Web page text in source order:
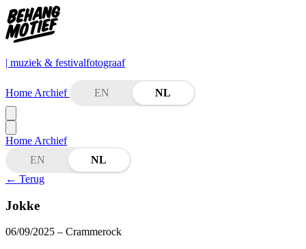
| muziek & festivalfotograaf
Home Archief EN NL
Home Archief
EN
NL
← Terug
Jokke
06/09/2025 – Crammerock